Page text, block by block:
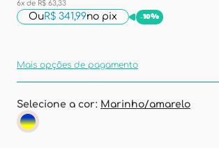
6x de R$ 63,33
OuR$ 341,99no pix -10%
Mais opções de pagamento
Selecione a cor: Marinho/amarelo